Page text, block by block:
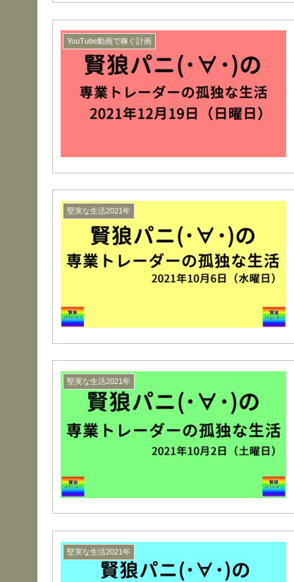
YouTube動画で稼ぐ計画
堅実な生活2021年
堅実な生活2021年
堅実な生活2021年